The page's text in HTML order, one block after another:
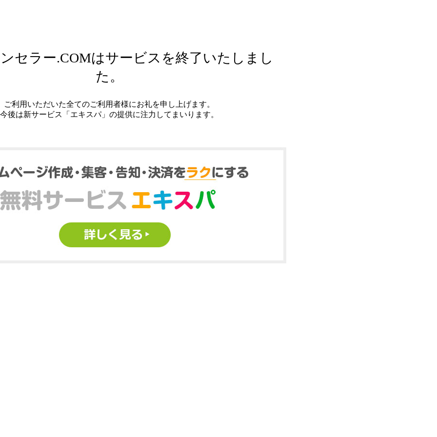
セラー.COMはサービスを終了いたしまし
た。
ご利用いただいた全てのご利用者様にお礼を申し上げます。
今後は新サービス「エキスパ」の提供に注力してまいります。